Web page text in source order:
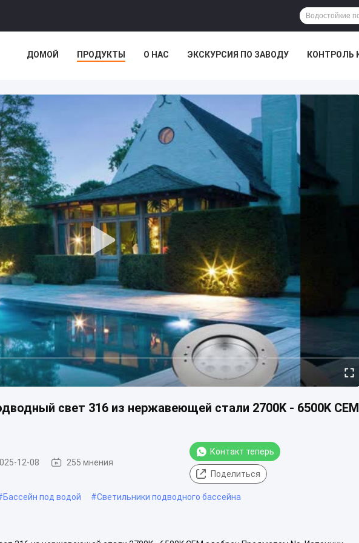
ДОМОЙ ПРОДУКТЫ О НАС ЭКСКУРСИЯ ПО ЗАВОДУ КОНТРОЛЬ
свет 316 из нержавеющей стали 2700K - 6500K CEM
12-08 255 мнения
Контакт теперь
Поделиться
Бассейн под водой #Светильники подводного бассейна